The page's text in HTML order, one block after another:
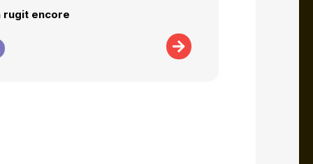
rugit encore